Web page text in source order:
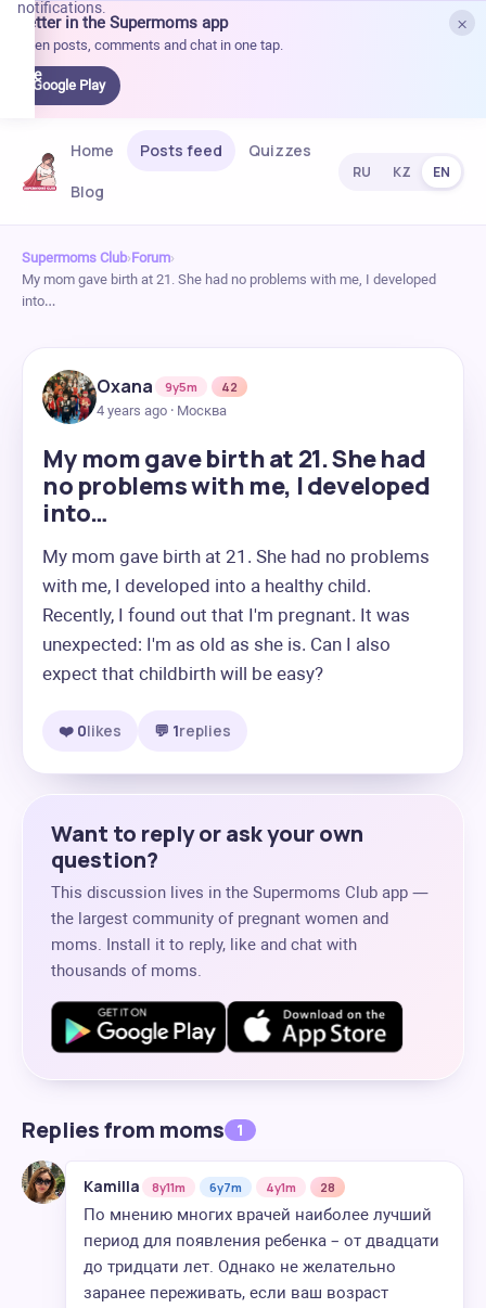
×
Better in the Supermoms app
Open posts, comments and chat in one tap.
Google Play
notifications.
Home Posts feed
Quizzes
Blog
RU KZ EN
Supermoms Club›Forum›
My mom gave birth at 21. She had no problems with me, I developed
into…
Oxana 9y5m
42
4 years ago · Москва
My mom gave birth at 21. She had
no problems with me, I developed
into…
My mom gave birth at 21. She had no problems
with me, I developed into a healthy child.
Recently, I found out that I'm pregnant. It was
unexpected: I'm as old as she is. Can I also
expect that childbirth will be easy?
❤️ 0likes 💬 1replies
Want to reply or ask your own
question?
This discussion lives in the Supermoms Club app —
the largest community of pregnant women and
moms. Install it to reply, like and chat with
thousands of moms.
Replies from moms 1
Kamilla 8y11m 6y7m 4y1m 28
По мнению многих врачей наиболее лучший
период для появления ребенка – от двадцати
до тридцати лет. Однако не желательно
заранее переживать, если ваш возраст